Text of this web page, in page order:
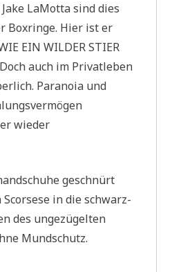
LaMotta sind dies
Boxringe. Hier ist er
EIN WILDER STIER
auch im Privatleben
Paranoia und
wieder
geschnürt
in die schwarz-
des ungezügelten
Mundschutz.